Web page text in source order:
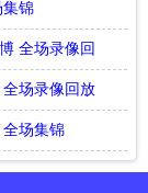
集锦
全场录像回
全场录像回放
全场集锦